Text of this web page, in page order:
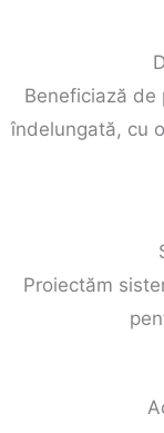
Beneficiază
îndelungată, cu
Proiectăm